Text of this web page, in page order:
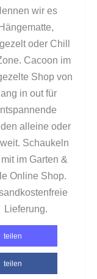
wir es
Hängematte,
oder Chill
Cacoon im
Shop von
in out für
alleine oder
Schaukeln
im Garten &
Online Shop.
Lieferung.
teilen
teilen